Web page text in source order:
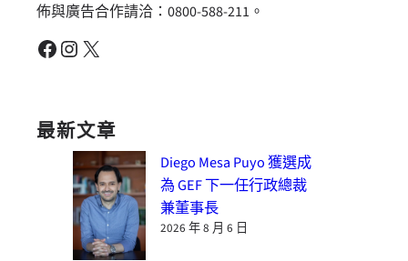
佈與廣告合作請洽：0800-588-211。
Facebook Instagram X
最新文章
Diego Mesa Puyo 獲選成
為 GEF 下一任行政總裁
兼董事長
2026 年 8 月 6 日